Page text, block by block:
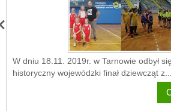
W dniu 18.11. 2019r. w Tarnowie odbył
historyczny wojewódzki finał dziewcząt z...